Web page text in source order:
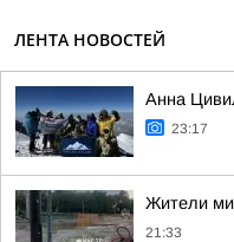
ЛЕНТА НОВОСТЕЙ
Анна
23:17
Жители
21:33